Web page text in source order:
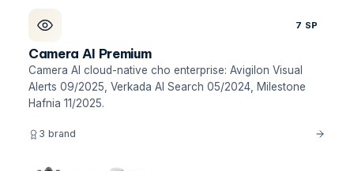
7 SP
Camera AI Premium
Camera AI cloud-native cho enterprise: Avigilon Visual
Alerts 09/2025, Verkada AI Search 05/2024, Milestone
Hafnia 11/2025.
3 brand